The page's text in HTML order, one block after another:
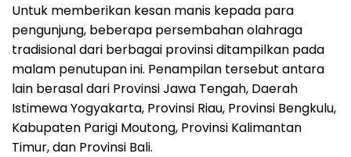
Untuk memberikan kesan manis kepada para
pengunjung, beberapa persembahan olahraga
tradisional dari berbagai provinsi ditampilkan pada
malam penutupan ini. Penampilan tersebut antara
lain berasal dari Provinsi Jawa Tengah, Daerah
Istimewa Yogyakarta, Provinsi Riau, Provinsi Bengkulu,
Kabupaten Parigi Moutong, Provinsi Kalimantan
Timur, dan Provinsi Bali.